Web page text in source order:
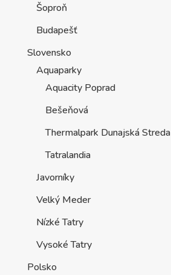
Šoproň
Budapešť
Slovensko
Aquaparky
Aquacity Poprad
Bešeňová
Thermalpark Dunajská Streda
Tatralandia
Javorníky
Velký Meder
Nízké Tatry
Vysoké Tatry
Polsko